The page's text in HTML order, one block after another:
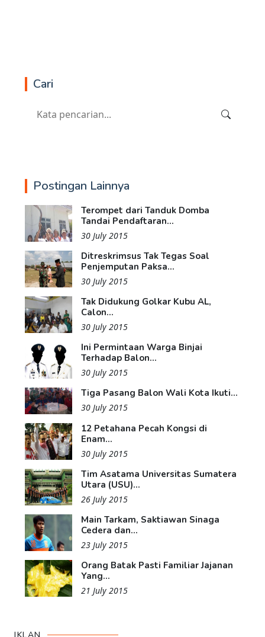
Cari
Postingan Lainnya
Terompet dari Tanduk Domba
Tandai Pendaftaran...
30 July 2015
Ditreskrimsus Tak Tegas Soal
Penjemputan Paksa...
30 July 2015
Tak Didukung Golkar Kubu AL,
Calon...
30 July 2015
Ini Permintaan Warga Binjai
Terhadap Balon...
30 July 2015
Tiga Pasang Balon Wali Kota Ikuti...
30 July 2015
12 Petahana Pecah Kongsi di
Enam...
30 July 2015
Tim Asatama Universitas Sumatera
Utara (USU)...
26 July 2015
Main Tarkam, Saktiawan Sinaga
Cedera dan...
23 July 2015
Orang Batak Pasti Familiar Jajanan
Yang...
21 July 2015